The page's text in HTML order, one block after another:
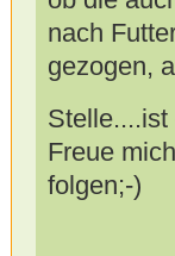
nach
gezogen,
Freue
folgen;-)